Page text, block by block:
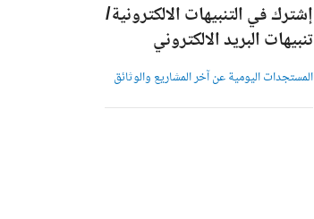
إشترك في التنبيهات الالكترونية/
تنبيهات البريد الالكتروني
المستجدات اليومية عن آخر المشاريع والوثائق